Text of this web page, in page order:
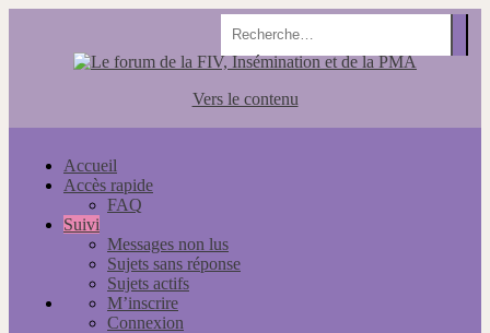
Vers le contenu
Accueil
Accès rapide
FAQ
Suivi
Messages non lus
Sujets sans réponse
Sujets actifs
M’inscrire
Connexion